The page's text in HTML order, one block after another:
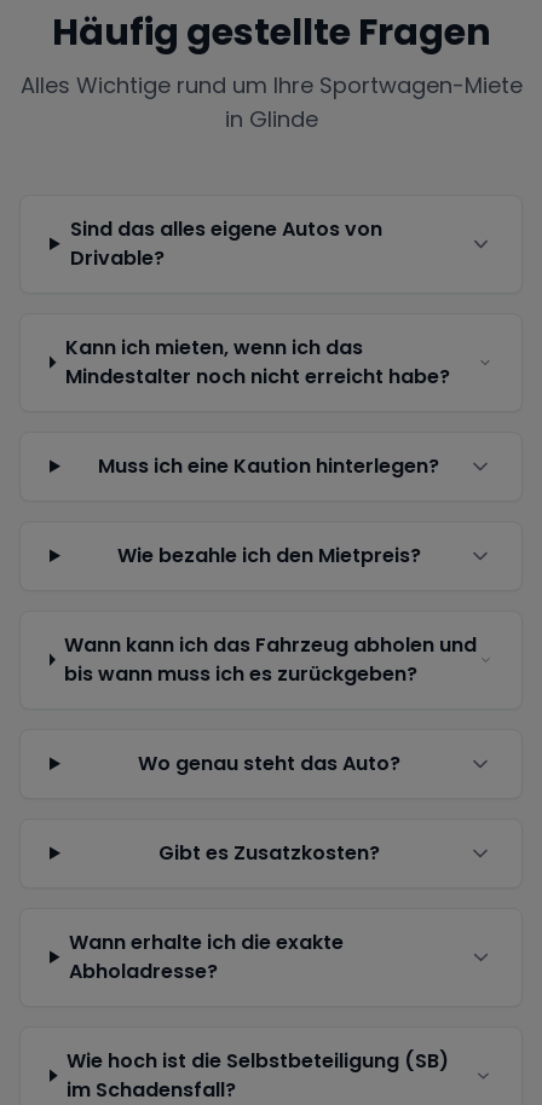
Häufig gestellte Fragen
Alles Wichtige rund um Ihre Sportwagen-Miete
in Glinde
Sind das alles eigene Autos von
Drivable?
Kann ich mieten, wenn ich das
Mindestalter noch nicht erreicht habe?
Muss ich eine Kaution hinterlegen?
Wie bezahle ich den Mietpreis?
Wann kann ich das Fahrzeug abholen und
bis wann muss ich es zurückgeben?
Wo genau steht das Auto?
Gibt es Zusatzkosten?
Wann erhalte ich die exakte
Abholadresse?
Wie hoch ist die Selbstbeteiligung (SB)
im Schadensfall?